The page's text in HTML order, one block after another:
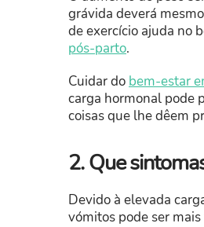
grávida deverá
de exercício ajuda no
pós-parto.
Cuidar do bem-estar
carga hormonal pode
coisas que lhe dêem
2. Que
Devido à elevada
vómitos pode ser